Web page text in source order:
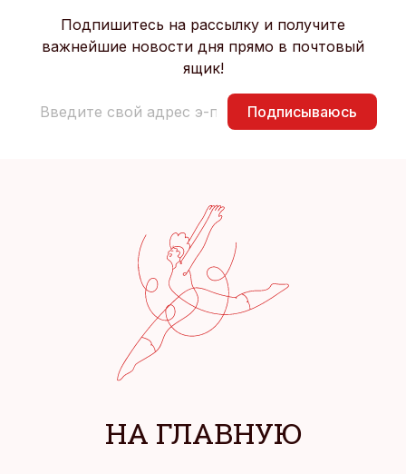
Подпишитесь на рассылку и получите
важнейшие новости дня прямо в почтовый
ящик!
Подписываюсь
НА ГЛАВНУЮ